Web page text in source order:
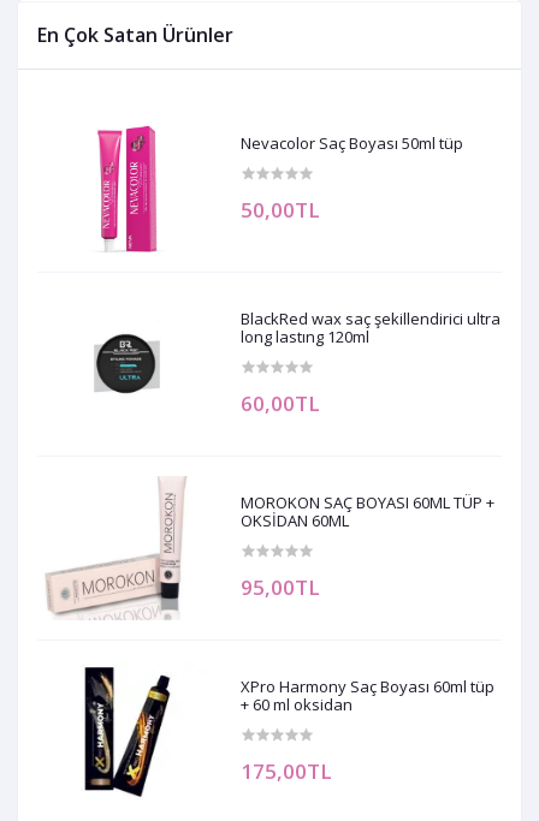
En Çok Satan Ürünler
Nevacolor Saç Boyası 50ml tüp
50,00TL
BlackRed wax saç şekillendirici ultra
long lastıng 120ml
60,00TL
MOROKON SAÇ BOYASI 60ML TÜP +
OKSİDAN 60ML
95,00TL
XPro Harmony Saç Boyası 60ml tüp
+ 60 ml oksidan
175,00TL